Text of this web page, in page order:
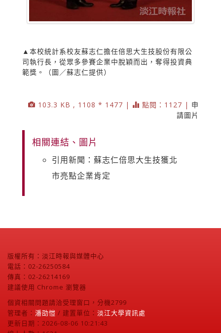
▲本校統計系校友蘇志仁擔任倍思大生技股份有限公
司執行長，從眾多參賽企業中脫穎而出，奪得投資典
範獎。（圖／蘇志仁提供）
103.3 KB , 1108 * 1477 | 點閱：1127 | 申
請圖片
相關連結、圖片
引用新聞：蘇志仁倍思大生技獲北
市亮點企業肯定
版權所有：淡江時報與媒體中心
電話：02-26250584
傳真：02-26214169
建議使用 Chrome 瀏覽器
個資相關問題請洽受理窗口，分機2799
管理者： 潘劭愷 / 建置單位： 淡江大學資訊處
更新日期：2026-08-06 10:21:43